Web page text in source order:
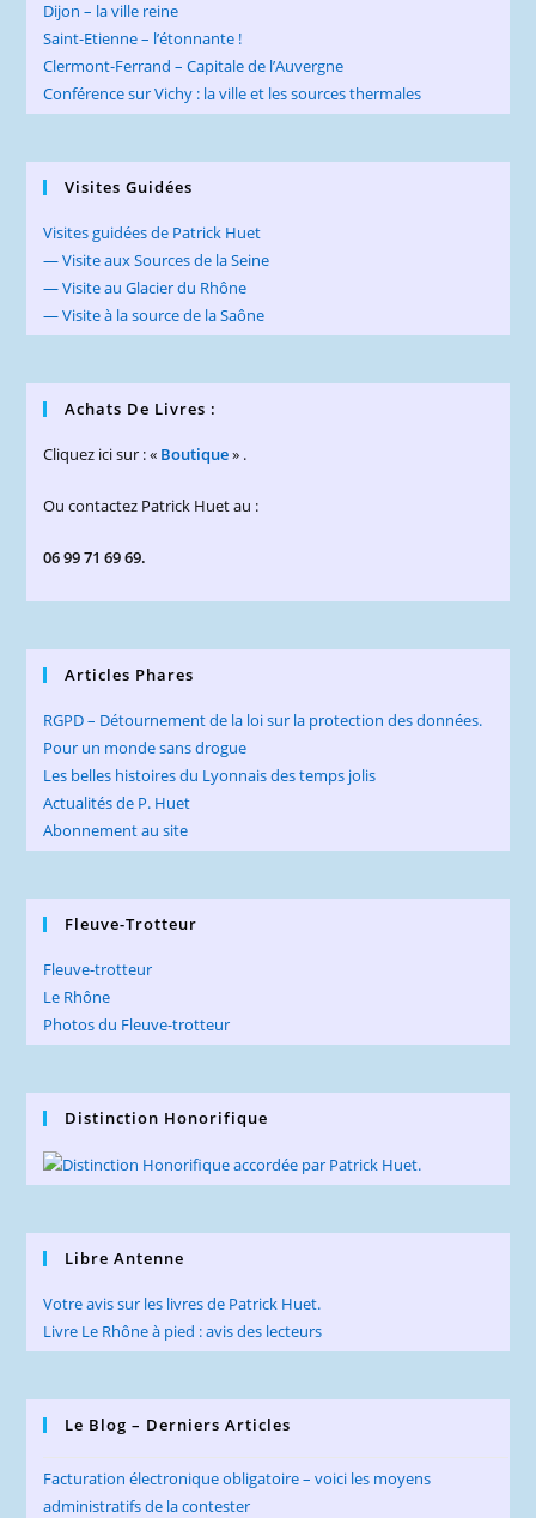
Dijon – la ville reine
Saint-Etienne – l’étonnante !
Clermont-Ferrand – Capitale de l’Auvergne
Conférence sur Vichy : la ville et les sources thermales
Visites Guidées
Visites guidées de Patrick Huet
— Visite aux Sources de la Seine
— Visite au Glacier du Rhône
— Visite à la source de la Saône
Achats De Livres :
Cliquez ici sur : « Boutique» .
Ou contactez Patrick Huet au :
06 99 71 69 69.
Articles Phares
RGPD – Détournement de la loi sur la protection des données.
Pour un monde sans drogue
Les belles histoires du Lyonnais des temps jolis
Actualités de P. Huet
Abonnement au site
Fleuve-Trotteur
Fleuve-trotteur
Le Rhône
Photos du Fleuve-trotteur
Distinction Honorifique
Libre Antenne
Votre avis sur les livres de Patrick Huet.
Livre Le Rhône à pied : avis des lecteurs
Le Blog – Derniers Articles
Facturation électronique obligatoire – voici les moyens
administratifs de la contester